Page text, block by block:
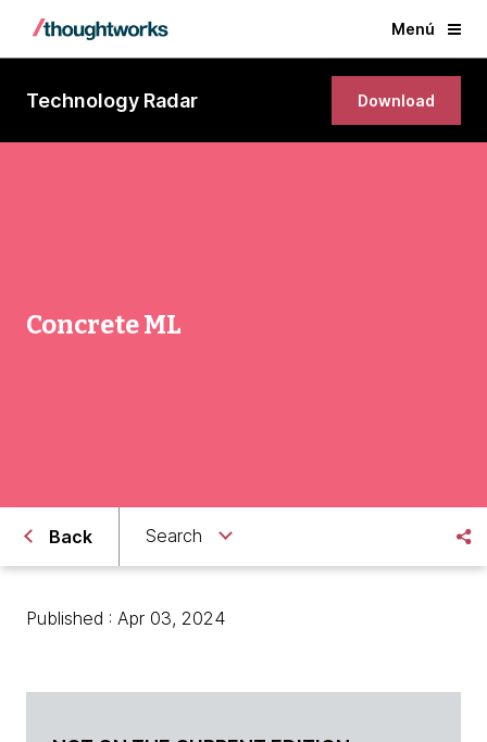
Menú
Technology Radar Download
Concrete ML
Back Search
Published : Apr 03, 2024